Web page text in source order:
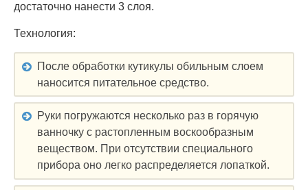
достаточно нанести 3 слоя.
Технология:
После обработки кутикулы обильным слоем
наносится питательное средство.
Руки погружаются несколько раз в горячую
ванночку с растопленным воскообразным
веществом. При отсутствии специального
прибора оно легко распределяется лопаткой.